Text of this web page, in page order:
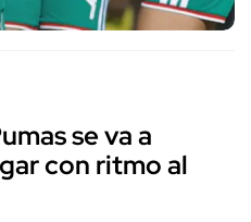
se va a
con ritmo al